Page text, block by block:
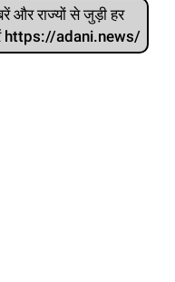
और राज्‍यों से जुड़ी हर
https://adani.news/